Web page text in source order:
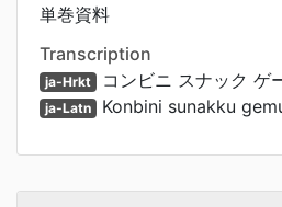
単巻資料
Transcription
ja-Hrkt コンビニ スナック ゲ
ja-Latn Konbini sunakku